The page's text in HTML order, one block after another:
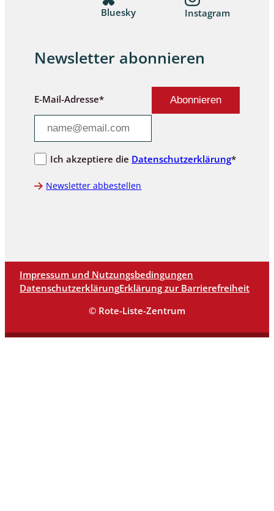
Bluesky Instagram
Newsletter abonnieren
E-Mail-Adresse*
Ich akzeptiere die Datenschutzerklärung*
Newsletter abbestellen
Impressum und Nutzungsbedingungen
DatenschutzerklärungErklärung zur Barrierefreiheit
© Rote-Liste-Zentrum